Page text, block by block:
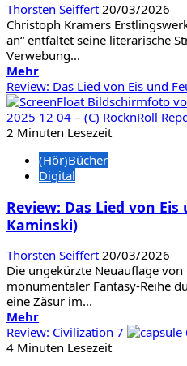
EQ
Thorsten Seiffert 20/03/2026
Christoph Kramers
an“ entfaltet seine literarische
Verwebung...
MehrMehr
Informationen
über
Review:
Das
fing
im
an
/
Kramer
Review: Das Lied von Eis und
2 Minuten Lesezeit
(Hör)Bücher
Digital
Review: Das Lied von
Kaminski)
Thorsten Seiffert 20/03/2026
Die ungekürzte Neuauflage von
monumentaler Fantasy-Reihe
eine Zäsur im...
MehrMehr
Informationen
über
Review: Civilization 7
4 Minuten Lesezeit